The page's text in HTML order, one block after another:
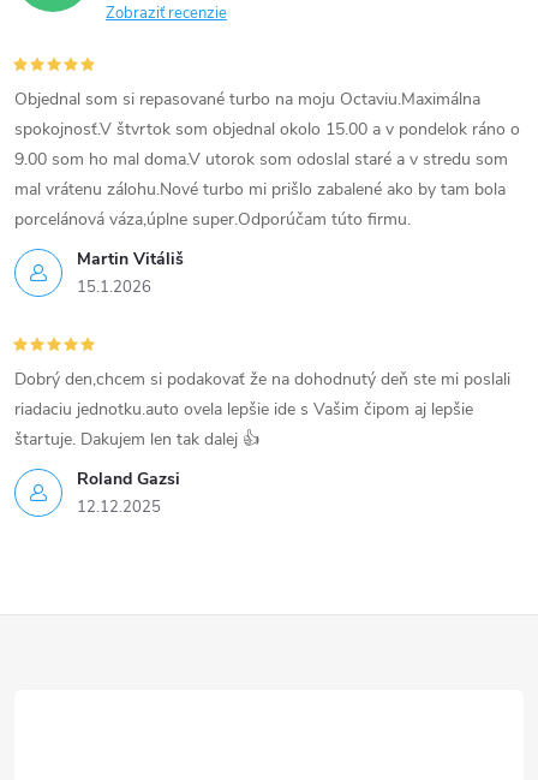
ý
p
i
s
u
Zobraziť recenzie
Martin Vitáliš
15.1.2026
Objednal som si repasované turbo na moju Octaviu.Maximálna
spokojnosť.V štvrtok som objednal okolo 15.00 a v pondelok ráno o
9.00 som ho mal doma.V utorok som odoslal staré a v stredu som
mal vrátenu zálohu.Nové turbo mi prišlo zabalené ako by tam bola
porcelánová váza,úplne super.Odporúčam túto firmu.
Roland Gazsi
12.12.2025
Dobrý den,chcem si podakovať že na dohodnutý deň ste mi poslali
riadaciu jednotku.auto ovela lepšie ide s Vašim čipom aj lepšie
štartuje. Dakujem len tak dalej 👍